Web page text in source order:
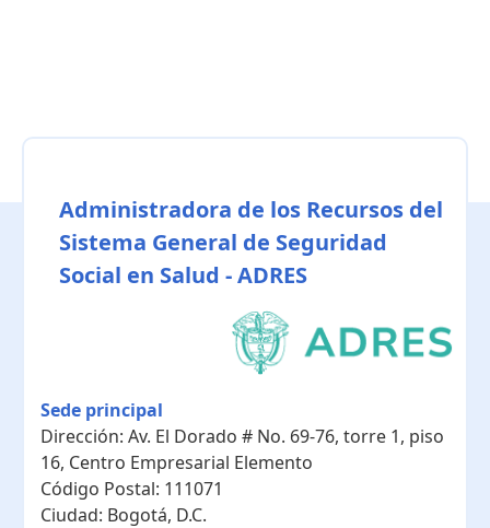
Administradora de los Recursos del
Sistema General de Seguridad
Social en Salud - ADRES
Sede principal
Dirección: Av. El Dorado # No. 69-76, torre 1, piso
16, Centro Empresarial Elemento
Código Postal: 111071
Ciudad: Bogotá, D.C.